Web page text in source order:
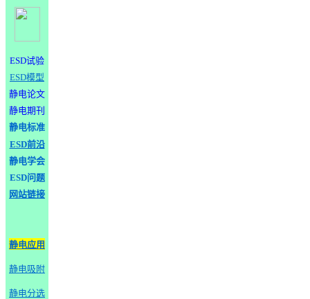
ESD试验
ESD模型
静电论文
静电期刊
静电标准
ESD前沿
静电学会
ESD问题
网站链接
静电应用
静电吸附
静电分选